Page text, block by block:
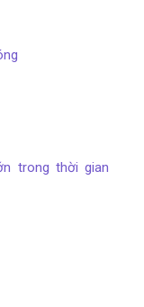
trong thời gian